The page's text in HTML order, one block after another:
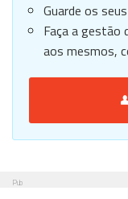
Guarde os
Faça a gestão
aos mesmos,
Pub